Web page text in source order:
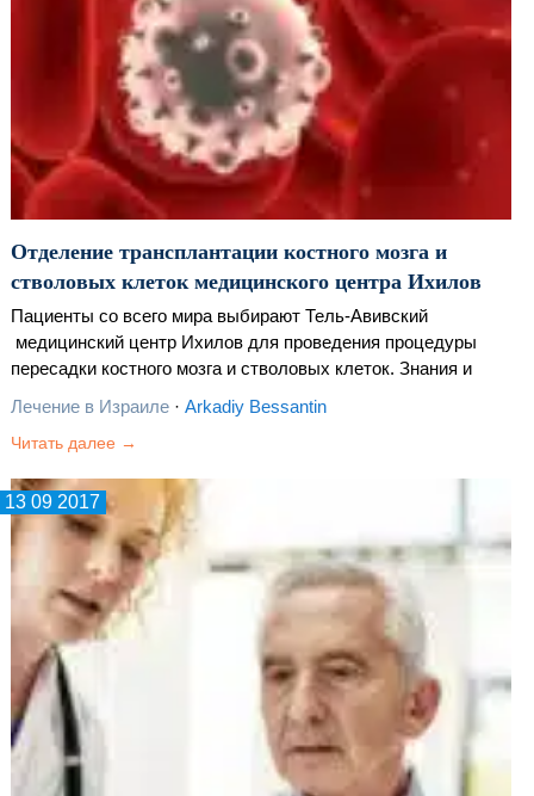
Отделение трансплантации костного мозга и
стволовых клеток медицинского центра Ихилов
Пациенты со всего мира выбирают Тель-Авивский
медицинский центр Ихилов для проведения процедуры
пересадки костного мозга и стволовых клеток. Знания и
клиники позволяют обеспечить высокий уровень
медицинской…
Лечение в Израиле · Arkadiy Bessantin
Читать далее →
13 09 2017